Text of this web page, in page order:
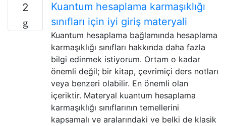
2
Kuantum hesaplama karmaşıklığı
sınıfları için iyi giriş materyali
Kuantum hesaplama bağlamında hesaplama
karmaşıklığı sınıfları hakkında daha fazla
bilgi edinmek istiyorum. Ortam o kadar
önemli değil; bir kitap, çevrimiçi ders notları
veya benzeri olabilir. En önemli olan
içeriktir. Materyal kuantum hesaplama
karmaşıklığı sınıflarının temellerini
kapsamalı ve aralarındaki ve belki de klasik